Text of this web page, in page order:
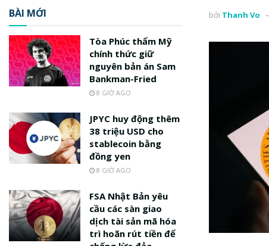
bởi Thanh Vo
BÀI MỚI
Tòa Phúc thẩm Mỹ
chính thức giữ
nguyên bản án Sam
Bankman-Fried
8 GIỜ AGO
JPYC huy động thêm
38 triệu USD cho
stablecoin bằng
đồng yen
8 GIỜ AGO
FSA Nhật Bản yêu
cầu các sàn giao
dịch tài sản mã hóa
trì hoãn rút tiền để